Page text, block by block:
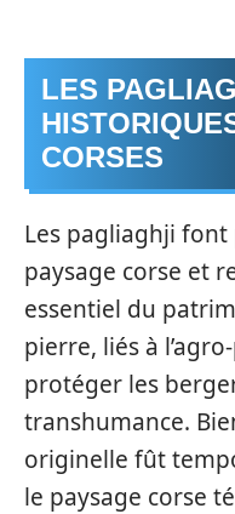
LES
CORSES
Les pagliaghji
paysage corse et
essentiel du
pierre, liés à
protéger les
transhumance.
originelle fût
le paysage corse